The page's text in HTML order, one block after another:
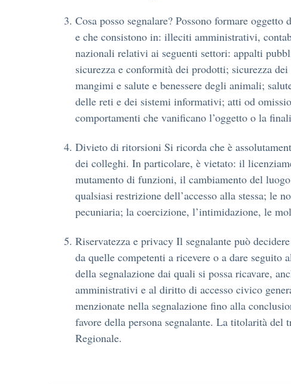
Cosa posso segnalare? Possono formare
e che consistono in: illeciti amministrativi,
nazionali relativi ai seguenti settori: appalti
sicurezza e conformità dei prodotti; sicurezza
mangimi e salute e benessere degli animali;
delle reti e dei sistemi informativi; atti od
comportamenti che vanificano l’oggetto o la
Divieto di ritorsioni Si ricorda che è
dei colleghi. In particolare, è vietato: il
mutamento di funzioni, il cambiamento del
qualsiasi restrizione dell’accesso alla stessa; le
pecuniaria; la coercizione, l’intimidazione, le
Riservatezza e privacy Il segnalante può
da quelle competenti a ricevere o a dare
della segnalazione dai quali si possa ricavare,
amministrativi e al diritto di accesso civico
menzionate nella segnalazione fino alla
favore della persona segnalante. La titolarità
Regionale.